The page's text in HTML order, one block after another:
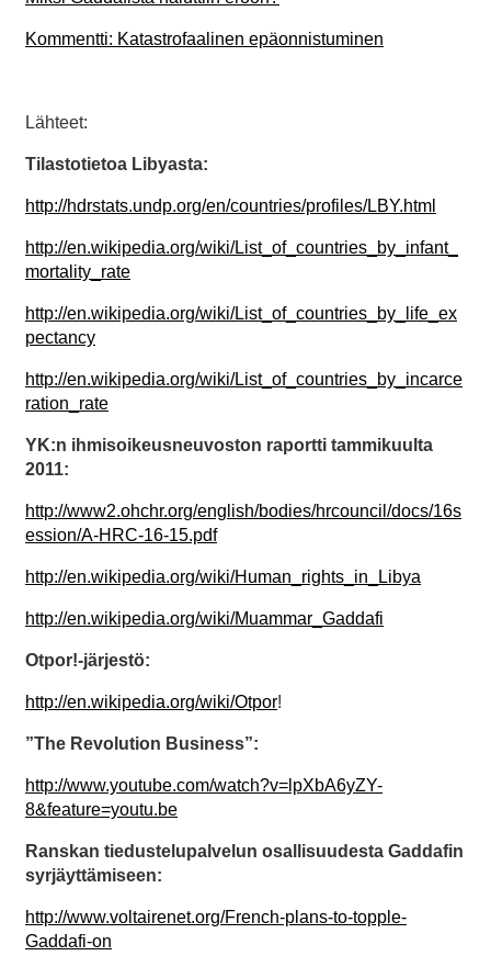
Kommentti: Katastrofaalinen epäonnistuminen
Lähteet:
Tilastotietoa Libyasta:
http://hdrstats.undp.org/en/countries/profiles/LBY.html
http://en.wikipedia.org/wiki/List_of_countries_by_infant_
mortality_rate
http://en.wikipedia.org/wiki/List_of_countries_by_life_ex
pectancy
http://en.wikipedia.org/wiki/List_of_countries_by_incarce
ration_rate
YK:n ihmisoikeusneuvoston raportti tammikuulta
2011:
http://www2.ohchr.org/english/bodies/hrcouncil/docs/16s
ession/A-HRC-16-15.pdf
http://en.wikipedia.org/wiki/Human_rights_in_Libya
http://en.wikipedia.org/wiki/Muammar_Gaddafi
Otpor!-järjestö:
http://en.wikipedia.org/wiki/Otpor!
”The Revolution Business”:
http://www.youtube.com/watch?v=lpXbA6yZY-
8&feature=youtu.be
Ranskan tiedustelupalvelun osallisuudesta Gaddafin
syrjäyttämiseen:
http://www.voltairenet.org/French-plans-to-topple-
Gaddafi-on